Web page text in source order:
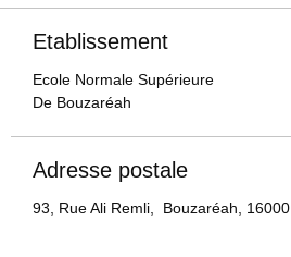
Etablissement
Ecole Normale Supérieure
De Bouzaréah
Adresse postale
93, Rue Ali Remli, Bouzaréah,